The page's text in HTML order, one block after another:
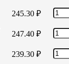
245.30 ₽
247.40 ₽
239.30 ₽